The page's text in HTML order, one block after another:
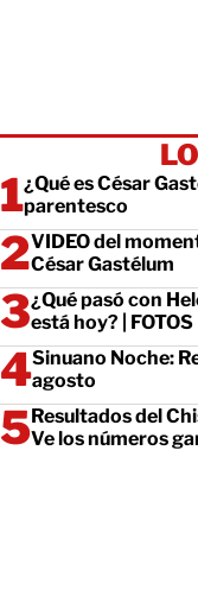
¿Qué es César
parentesco
VIDEO del
César Gastélum
¿Qué pasó con
está hoy? | FOTOS
Sinuano Noche:
agosto
Resultados del
Ve los números